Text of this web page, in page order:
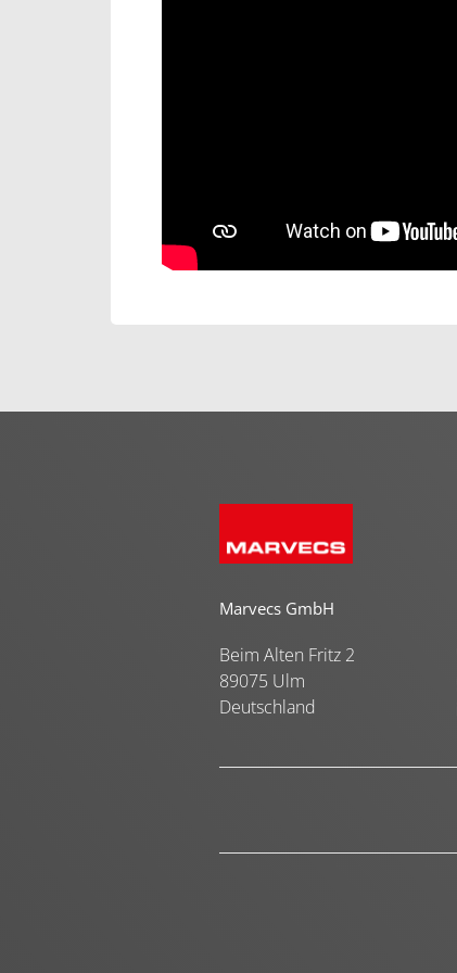
Marvecs GmbH
Beim Alten Fritz 2
89075 Ulm
Deutschland